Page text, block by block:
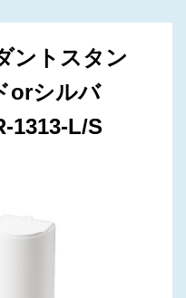
ントスタン
orシルバ
L/S